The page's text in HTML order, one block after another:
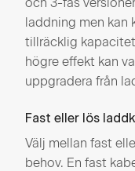
laddning men kan
tillräcklig
högre effekt kan
uppgradera från
Fast eller lös
Välj mellan fast
behov. En fast